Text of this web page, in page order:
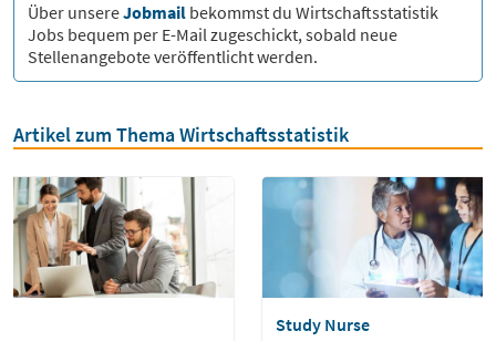
Über unsereJobmail bekommst du Wirtschaftsstatistik
Jobs bequem per E-Mail zugeschickt, sobald neue
Stellenangebote veröffentlicht werden.
Artikel zum Thema Wirtschaftsstatistik
Study Nurse